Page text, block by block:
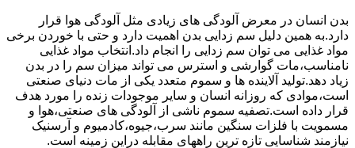
بدن انسان در معرض آلودگی های زیادی مثل آلودگی هوا قرار
دارد.به همین دلیل سم زدایی بدن اهمیت دارد و حتی با خوردن برخی
مواد غذایی می توان سم زدایی را انجام داد.انتخاب مواد غذایی
نامناسب،مات گوارشی و استرس می تواند میزان سم را در بدن
زیاد دهد.تولید آلاینده ها و سموم متعدد یکی از مات دنیای صنعتی
است،موادی که روزانه انسان و سایر موجودات زنده را مورد هدف
قرار داده است.تصفیه سموم ناشی از آلودگی های صنعتی،هوا و
مسمویت با فلزات سنگین مانند سرب،جیوه،کادمیوم و آرسنیک
نیازمند شناسایی تازه ترین راههای مقابله دراین زمینه است.